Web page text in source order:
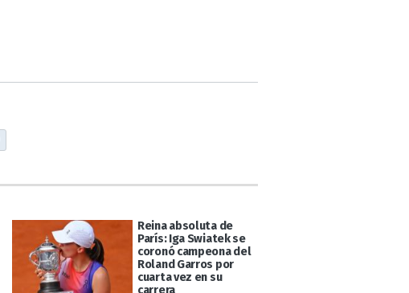
Reina absoluta de
París: Iga Swiatek se
coronó campeona del
Roland Garros por
cuarta vez en su
carrera